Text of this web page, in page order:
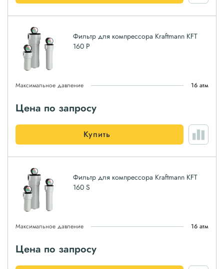
Фильтр для компрессора Kraftmann KFT
160 P
Максимальное давление 16 атм
Цена по запросу
Купить
Фильтр для компрессора Kraftmann KFT
160 S
Максимальное давление 16 атм
Цена по запросу